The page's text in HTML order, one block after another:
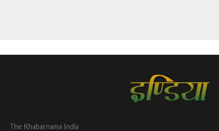
The Khabarnama India